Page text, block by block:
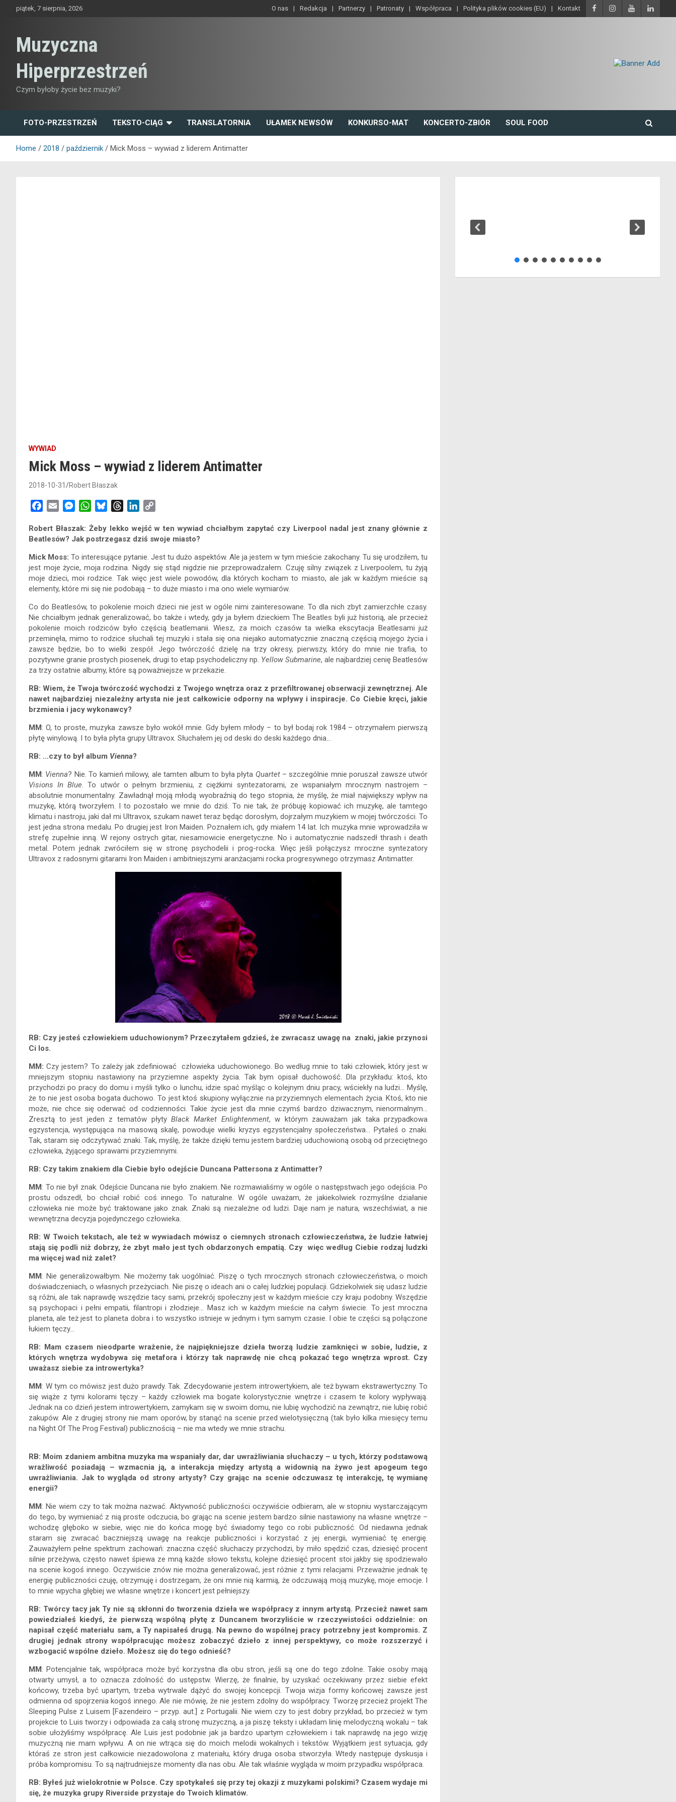
piątek, 7 sierpnia, 2026 O nas Redakcja Partnerzy Patronaty Współpraca Polityka plików cookies (EU) Kontakt
Muzyczna
Hiperprzestrzeń
Czym byłoby życie bez muzyki?
FOTO-PRZESTRZEŃ TEKSTO-CIĄG TRANSLATORNIA UŁAMEK NEWSÓW KONKURSO-MAT KONCERTO-ZBIÓR SOUL FOOD
Home 2018 październik Mick Moss – wywiad z liderem Antimatter
WYWIAD
Mick Moss – wywiad z liderem Antimatter
2018-10-31 Robert Błaszak
c
e
b
o
o
k
a
i
l
M
s
s
e
n
g
e
W
a
t
s
A
p
p
u
e
s
k
y
r
e
a
d
s
n
k
e
d
I
n
p
y
L
i
n
k
Robert Błaszak: Żeby lekko wejść w ten wywiad chciałbym zapytać czy Liverpool nadal jest znany głównie z
Beatlesów? Jak postrzegasz dziś swoje miasto?
Mick Moss:To interesujące pytanie. Jest tu dużo aspektów. Ale ja jestem w tym mieście zakochany. Tu się urodziłem, tu
jest moje życie, moja rodzina. Nigdy się stąd nigdzie nie przeprowadzałem. Czuję silny związek z Liverpoolem, tu żyją
moje dzieci, moi rodzice. Tak więc jest wiele powodów, dla których kocham to miasto, ale jak w każdym mieście są
elementy, które mi się nie podobają – to duże miasto i ma ono wiele wymiarów.
Co do Beatlesów, to pokolenie moich dzieci nie jest w ogóle nimi zainteresowane. To dla nich zbyt zamierzchłe czasy.
Nie chciałbym jednak generalizować, bo także i wtedy, gdy ja byłem dzieckiem The Beatles byli już historią, ale przecież
pokolenie moich rodziców było częścią beatlemanii. Wiesz, za moich czasów ta wielka ekscytacja Beatlesami już
przeminęła, mimo to rodzice słuchali tej muzyki i stała się ona niejako automatycznie znaczną częścią mojego życia i
zawsze będzie, bo to wielki zespół. Jego twórczość dzielę na trzy okresy, pierwszy, który do mnie nie trafia, to
pozytywne granie prostych piosenek, drugi to etap psychodeliczny np. Yellow Submarine, ale najbardziej cenię Beatlesów
za trzy ostatnie albumy, które są poważniejsze w przekazie.
RB: Wiem, że Twoja twórczość wychodzi z Twojego wnętrza oraz z przefiltrowanej obserwacji zewnętrznej. Ale
nawet najbardziej niezależny artysta nie jest całkowicie odporny na wpływy i inspiracje. Co Ciebie kręci, jakie
brzmienia i jacy wykonawcy?
MM: O, to proste, muzyka zawsze było wokół mnie. Gdy byłem młody – to był bodaj rok 1984 – otrzymałem pierwszą
płytę winylową. I to była płyta grupy Ultravox. Słuchałem jej od deski do deski każdego dnia…
RB: …czy to był album Vienna?
MM: Vienna? Nie. To kamień milowy, ale tamten album to była płyta Quartet– szczególnie mnie poruszał zawsze utwór
Visions In Blue. To utwór o pełnym brzmieniu, z ciężkimi syntezatorami, ze wspaniałym mrocznym nastrojem –
absolutnie monumentalny. Zawładnął moją młodą wyobraźnią do tego stopnia, że myślę, że miał największy wpływ na
muzykę, którą tworzyłem. I to pozostało we mnie do dziś. To nie tak, że próbuję kopiować ich muzykę, ale tamtego
klimatu i nastroju, jaki dał mi Ultravox, szukam nawet teraz będąc dorosłym, dojrzałym muzykiem w mojej twórczości. To
jest jedna strona medalu. Po drugiej jest Iron Maiden. Poznałem ich, gdy miałem 14 lat. Ich muzyka mnie wprowadziła w
strefę zupełnie inną. W rejony ostrych gitar, niesamowicie energetyczne. No i automatycznie nadszedł thrash i death
metal. Potem jednak zwróciłem się w stronę psychodelii i prog-rocka. Więc jeśli połączysz mroczne syntezatory
Ultravox z radosnymi gitarami Iron Maiden i ambitniejszymi aranżacjami rocka progresywnego otrzymasz Antimatter.
RB: Czy jesteś człowiekiem uduchowionym? Przeczytałem gdzieś, że zwracasz uwagę na znaki, jakie przynosi
Ci los.
MM:Czy jestem? To zależy jak zdefiniować człowieka uduchowionego. Bo według mnie to taki człowiek, który jest w
mniejszym stopniu nastawiony na przyziemne aspekty życia. Tak bym opisał duchowość. Dla przykładu: ktoś, kto
przychodzi po pracy do domu i myśli tylko o lunchu, idzie spać myśląc o kolejnym dniu pracy, wściekły na ludzi… Myślę,
że to nie jest osoba bogata duchowo. To jest ktoś skupiony wyłącznie na przyziemnych elementach życia. Ktoś, kto nie
może, nie chce się oderwać od codzienności. Takie życie jest dla mnie czymś bardzo dziwacznym, nienormalnym…
Zresztą to jest jeden z tematów płytyBlack Market Enlightenment, w którym zauważam jak taka przypadkowa
egzystencja, występująca na masową skalę, powoduje wielki kryzys egzystencjalny społeczeństwa… Pytałeś o znaki.
Tak, staram się odczytywać znaki. Tak, myślę, że także dzięki temu jestem bardziej uduchowioną osobą od przeciętnego
człowieka, żyjącego sprawami przyziemnymi.
RB: Czy takim znakiem dla Ciebie było odejście Duncana Pattersona z Antimatter?
MM: To nie był znak. Odejście Duncana nie było znakiem. Nie rozmawialiśmy w ogóle o następstwach jego odejścia. Po
prostu odszedł, bo chciał robić coś innego. To naturalne. W ogóle uważam, że jakiekolwiek rozmyślne działanie
człowieka nie może być traktowane jako znak. Znaki są niezależne od ludzi. Daje nam je natura, wszechświat, a nie
wewnętrzna decyzja pojedynczego człowieka.
RB: W Twoich tekstach, ale też w wywiadach mówisz o ciemnych stronach człowieczeństwa, że ludzie łatwiej
stają się podli niż dobrzy, że zbyt mało jest tych obdarzonych empatią. Czy więc według Ciebie rodzaj ludzki
ma więcej wad niż zalet?
MM: Nie generalizowałbym. Nie możemy tak uogólniać. Piszę o tych mrocznych stronach człowieczeństwa, o moich
doświadczeniach, o własnych przeżyciach. Nie piszę o ideach ani o całej ludzkiej populacji. Gdziekolwiek się udasz ludzie
są różni, ale tak naprawdę wszędzie tacy sami, przekrój społeczny jest w każdym mieście czy kraju podobny. Wszędzie
są psychopaci i pełni empatii, filantropi i złodzieje… Masz ich w każdym mieście na całym świecie. To jest mroczna
planeta, ale też jest to planeta dobra i to wszystko istnieje w jednym i tym samym czasie. I obie te części są połączone
łukiem tęczy…
RB: Mam czasem nieodparte wrażenie, że najpiękniejsze dzieła tworzą ludzie zamknięci w sobie, ludzie, z
których wnętrza wydobywa się metafora i którzy tak naprawdę nie chcą pokazać tego wnętrza wprost. Czy
uważasz siebie za introwertyka?
MM: W tym co mówisz jest dużo prawdy. Tak. Zdecydowanie jestem introwertykiem, ale też bywam ekstrawertyczny. To
się wiąże z tymi kolorami tęczy – każdy człowiek ma bogate kolorystycznie wnętrze i czasem te kolory wypływają.
Jednak na co dzień jestem introwertykiem, zamykam się w swoim domu, nie lubię wychodzić na zewnątrz, nie lubię robić
zakupów. Ale z drugiej strony nie mam oporów, by stanąć na scenie przed wielotysięczną (tak było kilka miesięcy temu
na Night Of The Prog Festival) publicznością – nie ma wtedy we mnie strachu.
RB: Moim zdaniem ambitna muzyka ma wspaniały dar, dar uwrażliwiania słuchaczy – u tych, którzy podstawową
wrażliwość posiadają – wzmacnia ją, a interakcja między artystą a widownią na żywo jest apogeum tego
uwrażliwiania. Jak to wygląda od strony artysty? Czy grając na scenie odczuwasz tę interakcję, tę wymianę
energii?
MM: Nie wiem czy to tak można nazwać. Aktywność publiczności oczywiście odbieram, ale w stopniu wystarczającym
do tego, by wymieniać z nią proste odczucia, bo grając na scenie jestem bardzo silnie nastawiony na własne wnętrze –
wchodzę głęboko w siebie, więc nie do końca mogę być świadomy tego co robi publiczność. Od niedawna jednak
staram się zwracać baczniejszą uwagę na reakcje publiczności i korzystać z jej energii, wymieniać tę energię.
Zauważyłem pełne spektrum zachowań: znaczna część słuchaczy przychodzi, by miło spędzić czas, dziesięć procent
silnie przeżywa, często nawet śpiewa ze mną każde słowo tekstu, kolejne dziesięć procent stoi jakby się spodziewało
na scenie kogoś innego. Oczywiście znów nie można generalizować, jest różnie z tymi relacjami. Przeważnie jednak tę
energię publiczności czuję, otrzymuję i dostrzegam, że oni mnie nią karmią, że odczuwają moją muzykę, moje emocje. I
to mnie wpycha głębiej we własne wnętrze i koncert jest pełniejszy.
RB: Twórcy tacy jak Ty nie są skłonni do tworzenia dzieła we współpracy z innym artystą. Przecież nawet sam
powiedziałeś kiedyś, że pierwszą wspólną płytę z Duncanem tworzyliście w rzeczywistości oddzielnie: on
napisał część materiału sam, a Ty napisałeś drugą. Na pewno do wspólnej pracy potrzebny jest kompromis. Z
drugiej jednak strony współpracując możesz zobaczyć dzieło z innej perspektywy, co może rozszerzyć i
wzbogacić wspólne dzieło. Możesz się do tego odnieść?
MM: Potencjalnie tak, współpraca może być korzystna dla obu stron, jeśli są one do tego zdolne. Takie osoby mają
otwarty umysł, a to oznacza zdolność do ustępstw. Wierzę, że finalnie, by uzyskać oczekiwany przez siebie efekt
końcowy, trzeba być upartym, trzeba wytrwale dążyć do swojej koncepcji. Twoja wizja formy końcowej zawsze jest
odmienna od spojrzenia kogoś innego. Ale nie mówię, że nie jestem zdolny do współpracy. Tworzę przecież projekt The
Sleeping Pulse z Luisem [Fazendeiro – przyp. aut.] z Portugalii. Nie wiem czy to jest dobry przykład, bo przecież w tym
projekcie to Luis tworzy i odpowiada za całą stronę muzyczną, a ja piszę teksty i układam linię melodyczną wokalu – tak
sobie ułożyliśmy współpracę. Ale Luis jest podobnie jak ja bardzo upartym człowiekiem i tak naprawdę na jego wizję
muzyczną nie mam wpływu. A on nie wtrąca się do moich melodii wokalnych i tekstów. Wyjątkiem jest sytuacja, gdy
któraś ze stron jest całkowicie niezadowolona z materiału, który druga osoba stworzyła. Wtedy następuje dyskusja i
próba kompromisu. To są najtrudniejsze momenty dla nas obu. Ale tak właśnie wygląda w moim przypadku współpraca.
RB: Byłeś już wielokrotnie w Polsce. Czy spotykałeś się przy tej okazji z muzykami polskimi? Czasem wydaje mi
się, że muzyka grupy Riverside przystaje do Twoich klimatów.